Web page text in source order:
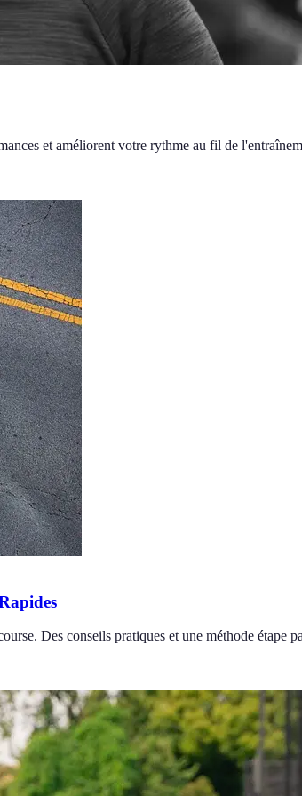
et améliorent votre rythme au fil de
Des conseils pratiques et une méthode étape